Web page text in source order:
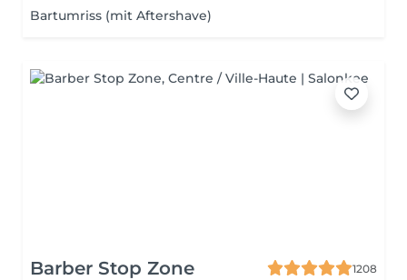
Bartumriss (mit Aftershave)
Barber Stop Zone
1208